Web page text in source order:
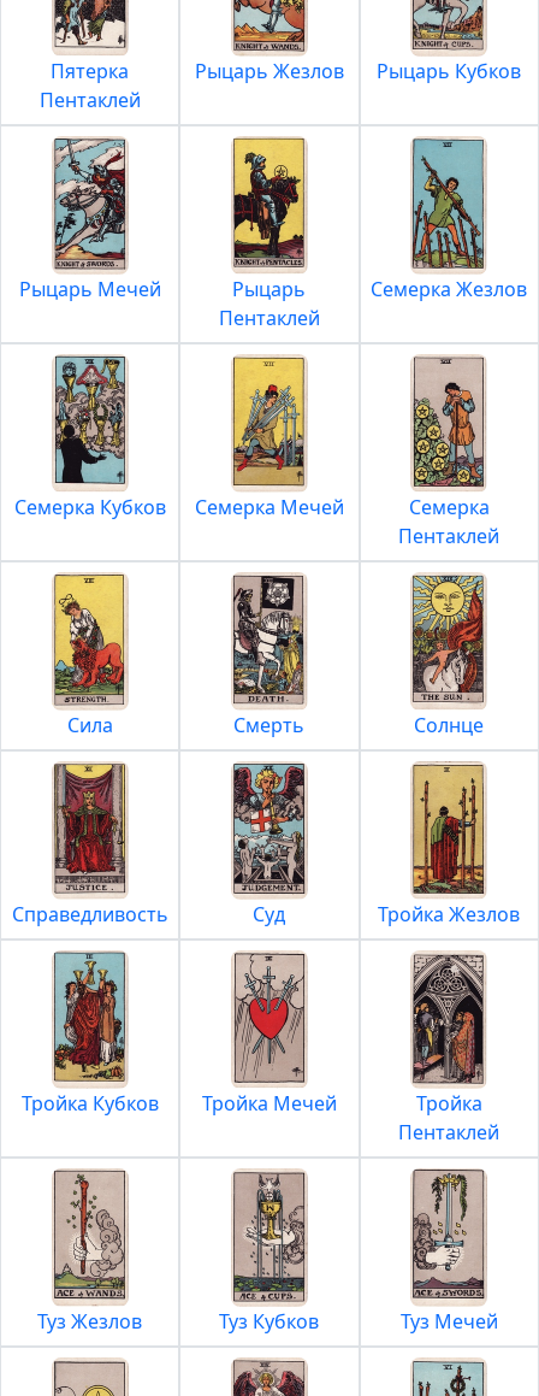
Пятерка
Пентаклей
Рыцарь Жезлов Рыцарь Кубков
Рыцарь Мечей
Рыцарь
Пентаклей
Семерка Жезлов
Семерка Кубков Семерка Мечей
Семерка
Пентаклей
Сила Смерть Солнце
Справедливость Суд Тройка Жезлов
Тройка Кубков Тройка Мечей
Тройка
Пентаклей
Туз Жезлов Туз Кубков Туз Мечей